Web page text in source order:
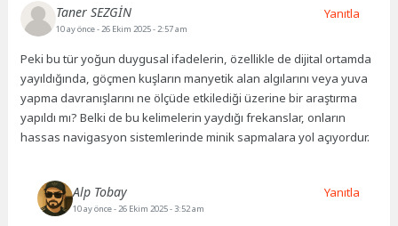
Taner SEZGİN
10 ay önce- 26 Ekim 2025 - 2:57 am
Peki bu tür yoğun duygusal ifadelerin, özellikle de dijital ortamda
yayıldığında, göçmen kuşların manyetik alan algılarını veya yuva
yapma davranışlarını ne ölçüde etkilediği üzerine bir araştırma
yapıldı mı? Belki de bu kelimelerin yaydığı frekanslar, onların
hassas navigasyon sistemlerinde minik sapmalara yol açıyordur.
Yanıtla
Alp Tobay
10 ay önce- 26 Ekim 2025 - 3:52 am
Yanıtla